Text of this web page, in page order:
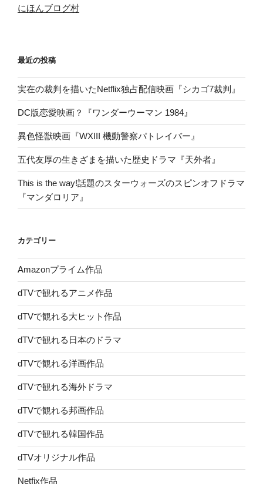
にほんブログ村
最近の投稿
実在の裁判を描いたNetflix独占配信映画『シカゴ7裁判』
DC版恋愛映画？『ワンダーウーマン 1984』
異色怪獣映画『WXIII 機動警察パトレイバー』
五代友厚の生きざまを描いた歴史ドラマ『天外者』
This is the way!話題のスターウォーズのスピンオフドラマ
『マンダロリア』
カテゴリー
Amazonプライム作品
dTVで観れるアニメ作品
dTVで観れる大ヒット作品
dTVで観れる日本のドラマ
dTVで観れる洋画作品
dTVで観れる海外ドラマ
dTVで観れる邦画作品
dTVで観れる韓国作品
dTVオリジナル作品
Netfix作品